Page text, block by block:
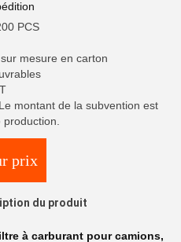
PCS
mesure en carton
montant de la subvention est
prix
du produit
à carburant pour camions,